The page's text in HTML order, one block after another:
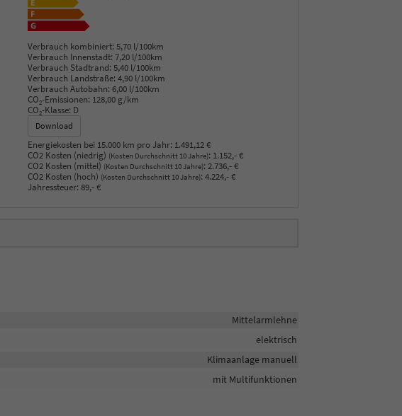
Verbrauch kombiniert: 5,70 l/100km
Verbrauch Innenstadt: 7,20 l/100km
Verbrauch Stadtrand: 5,40 l/100km
Verbrauch Landstraße: 4,90 l/100km
Verbrauch Autobahn: 6,00 l/100km
CO2-Emissionen: 128,00 g/km
CO2-Klasse: D
Download
Energiekosten bei 15.000 km pro Jahr: 1.491,12 €
CO2 Kosten (niedrig) (Kosten Durchschnitt 10 Jahre): 1.152,- €
CO2 Kosten (mittel) (Kosten Durchschnitt 10 Jahre): 2.736,- €
CO2 Kosten (hoch) (Kosten Durchschnitt 10 Jahre): 4.224,- €
Jahressteuer: 89,- €
Mittelarmlehne
elektrisch
Klimaanlage manuell
mit Multifunktionen